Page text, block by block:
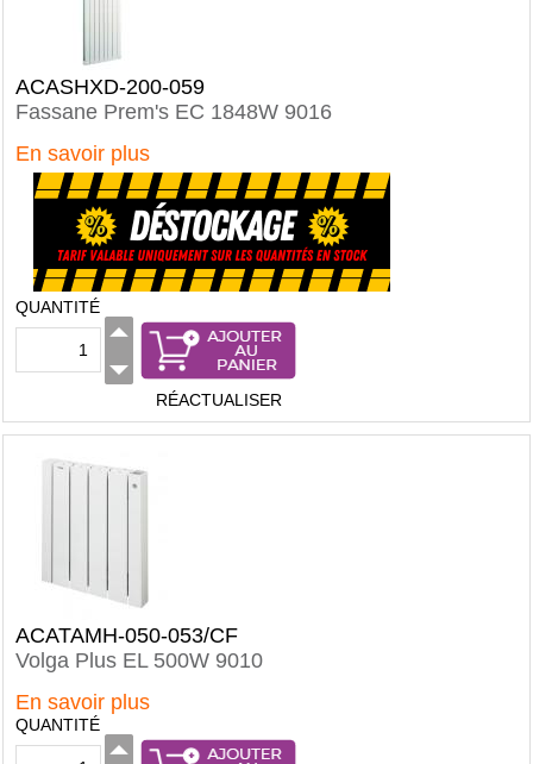
ACASHXD-200-059
Fassane Prem's EC 1848W 9016
En savoir plus
QUANTITÉ
RÉACTUALISER
ACATAMH-050-053/CF
Volga Plus EL 500W 9010
En savoir plus
QUANTITÉ